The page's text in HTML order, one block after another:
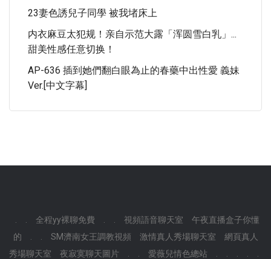
23妻色誘兒子同學 被我堵床上
内衣麻豆太犯规！亲自示范大露「浑圆雪白乳」...
甜美性感任意切换！
AP-636 插到她們翻白眼為止的春藥中出性愛 義妹
Ver.[中文字幕]
全程yy裸聊免費 視頻語音聊天室
午夜直播盒子你懂
的
SM濟南女王調教視頻 激情真人秀場聊天室
網頁真人
秀場聊天室
夜寂寞聊天圖片 愛薇兒情色總站